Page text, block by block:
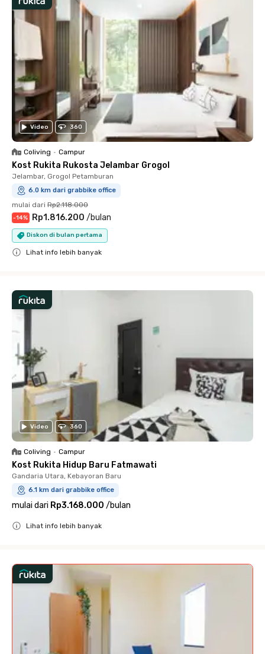
Video 360
Coliving • Campur
Kost Rukita Rukosta Jelambar Grogol
Jelambar, Grogol Petamburan
6.0 km dari grabbike office
mulai dari Rp2.118.000
-14% Rp1.816.200 /bulan
Diskon di bulan pertama
Lihat info lebih banyak
Video 360
Coliving • Campur
Kost Rukita Hidup Baru Fatmawati
Gandaria Utara, Kebayoran Baru
6.1 km dari grabbike office
mulai dari Rp3.168.000 /bulan
Lihat info lebih banyak